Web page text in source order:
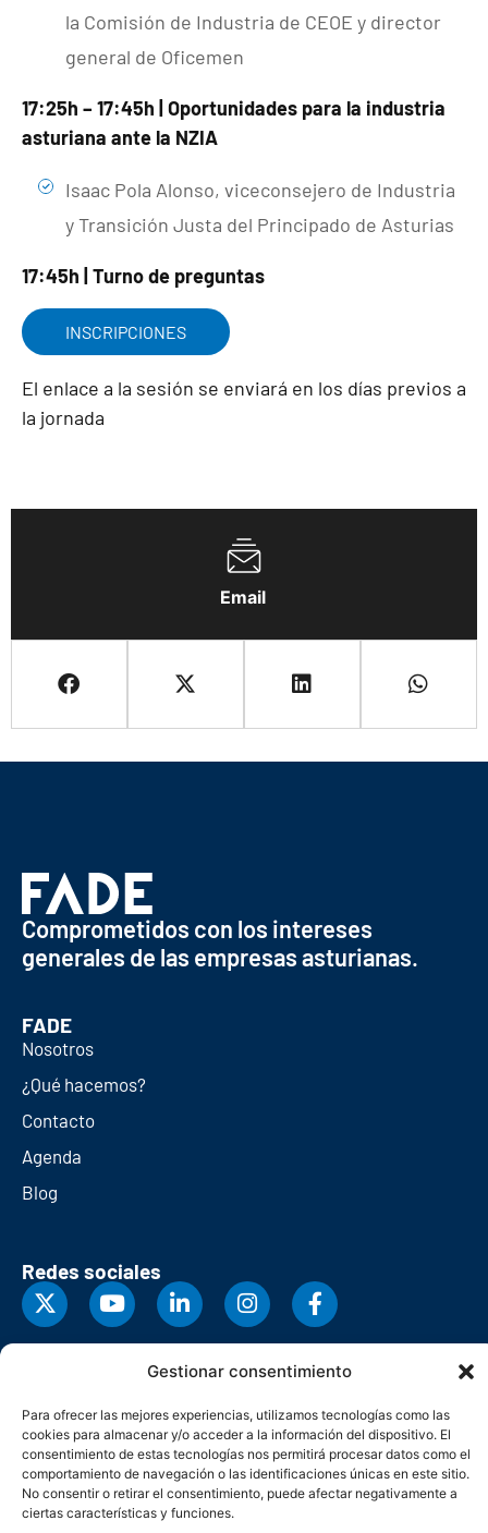
Gestionar consentimiento
Para ofrecer las mejores experiencias, utilizamos tecnologías como las
cookies para almacenar y/o acceder a la información del dispositivo. El
consentimiento de estas tecnologías nos permitirá procesar datos como el
comportamiento de navegación o las identificaciones únicas en este sitio.
No consentir o retirar el consentimiento, puede afectar negativamente a
ciertas características y funciones.
Email
la Comisión de Industria de CEOE y director
general de Oficemen
17:25h – 17:45h | Oportunidades para la industria
asturiana ante la NZIA
Isaac Pola Alonso, viceconsejero de Industria
y Transición Justa del Principado de Asturias
17:45h | Turno de preguntas
INSCRIPCIONES
El enlace a la sesión se enviará en los días previos a
la jornada
Comprometidos con los intereses
generales de las empresas asturianas.
FADE
Nosotros
¿Qué hacemos?
Contacto
Agenda
Blog
Redes sociales